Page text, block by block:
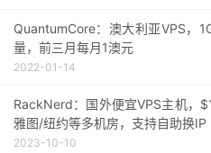
QuantumCore：澳大利亚VPS，
量，前三月每月1澳元
2022-01-14
RackNerd：国外便宜VPS主机，
雅图/纽约等多机房，支持自助换IP
2023-10-10